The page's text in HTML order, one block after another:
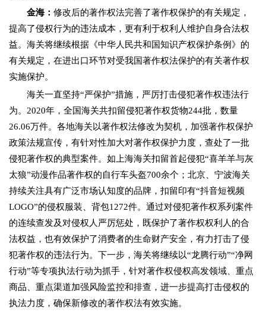
金海： 修改后的著作权法完善了著作权保护的有关规定，
提高了侵权行为的违法成本，更有利于权利人维护自身合法权
益。海关将继续根据《中华人民共和国知识产权保护条例》的
有关规定，在进出口环节对受我国著作权法保护的有关著作权
实施保护。
海关一直坚持“严保护”措施，严厉打击侵犯著作权违法行
为。2020年，全国海关共扣留侵犯著作权货物244批，数量
26.06万件。各地海关以著作权法修改为契机，加强著作权保护
政策法规宣传，有针对性加大对著作权保护力度，查处了一批
侵犯著作权的典型案件。如上海海关扣留首起侵犯“喜羊羊与灰
太狼”动漫作品著作权的自行车头盔700余个；北京、宁波海关
持续关注具有广泛市场认知度的品牌，扣留印有“抖音短视频
LOGO”的侵权服装、背包1272件。通过对侵犯著作权系列案件
的连续查发及对侵权人严厉惩处，既保护了著作权权利人的合
法权益，也有效保护了消费者的生命财产安全，有力打击了侵
犯著作权的违法行为。下一步，海关将继续以“龙腾行动”“净网
行动”等专项执法行动为抓手，针对著作权侵权高发领域、重点
商品、重点渠道加强风险监控和排查，进一步提高打击侵权的
执法力度，确保新修改的著作权法有效实施。